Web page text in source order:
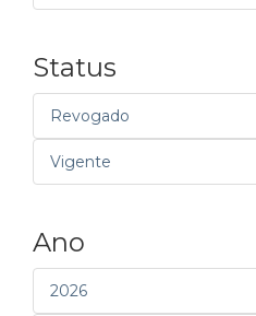
Status
Revogado
Vigente
Ano
2026